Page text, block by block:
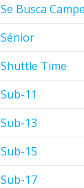
Se Busca
Sénior
Shuttle Time
Sub-11
Sub-13
Sub-15
Sub-17